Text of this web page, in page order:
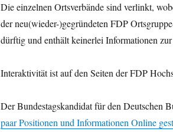
Die einzelnen Ortsverbände sind verlinkt,
der neu(wieder-)gegründeten FDP
dürftig und enthält keinerlei Informationen
Interaktivität ist auf den Seiten der FDP
Der Bundestagskandidat für den Deutschen
paar Positionen und Informationen Online